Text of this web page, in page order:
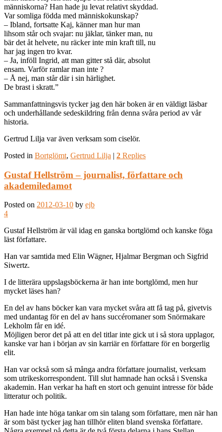
människorna? Han hade ju levat relativt skyddad.
Var somliga födda med människokunskap?
– Ibland, fortsatte Kaj, känner man hur man
lihsom står och svajar: nu jäklar, tänker man, nu
bär det åt helvete, nu räcker inte min kraft till, nu
har jag ingen tro kvar.
– Ja, inföll Ingrid, att man gitter stå där, absolut
ensam. Varför ramlar man inte ?
– Å nej, man står där i sin härlighet.
De brast i skratt.”
Sammanfattningsvis tycker jag den här boken är en väldigt läsbar
och underhållande sedeskildring från denna svåra period av vår
historia.
Gertrud Lilja var även verksam som ciselör.
Posted in Bortglömt, Gertrud Lilja | 2 Replies
Gustaf Hellström – journalist, författare och
akademiledamot
Posted on 2012-03-10 by ejb
4
Gustaf Hellström är väl idag en ganska bortglömd och kanske föga
läst författare.
Han var samtida med Elin Wägner, Hjalmar Bergman och Sigfrid
Siwertz.
I de litterära uppslagsböckerna är han inte bortglömd, men hur
mycket läses han?
En del av hans böcker kan vara mycket svåra att få tag på, givetvis
med undantag för en del av hans succéromaner som Snörmakare
Lekholm får en idé.
Möjligen beror det på att en del titlar inte gick ut i så stora upplagor,
kanske var han i början av sin karriär en författare för en borgerlig
elit.
Han var också som så många andra författare journalist, verksam
som utrikeskorrespondent. Till slut hamnade han också i Svenska
akademin. Han verkar ha haft en stort och genuint intresse för både
litteratur och politik.
Han hade inte höga tankar om sin talang som författare, men när han
är som bäst tycker jag han tillhör eliten bland svenska författare.